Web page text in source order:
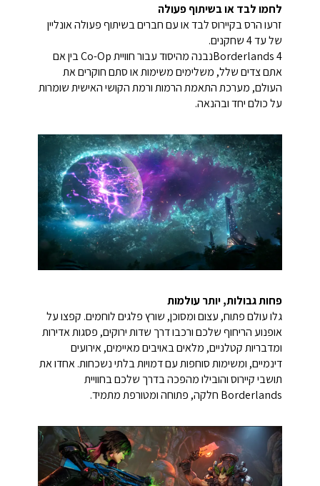
לחמו לבד או בשיתוף פעולה
זרעו הרס בקיירוס לבד או עם חברים בשיתוף פעולה אונליין
של עד 4 שחקנים.
Borderlands 4נבנה מהיסוד עבור חוויית Co-Op בין אם
אתם צדים שלל, משלימים משימות או סתם חוקרים את
העולם, מערכת התאמת הרמות ורמת הקושי האישית שומרות
על כולם יחד ובהנאה.
פחות גבולות, יותר עולמות
גלו עולם פתוח, עצום ומסוכן, שורץ פלגים לוחמים. קפצו על
אופנוע הריחוף שלכם ורכבו דרך שדות ירוקים, פסגות אדירות
ומדבריות קטלניים, מלאים באויבים מאיימים, אירועים
דינמיים, ומשימות סוחפות עם דמויות בלתי נשכחות. אחדו את
תושבי קיירוס והובילו מהפכה בדרך שלכם בחוויית
Borderlands חלקה, פתוחה ומטורפת מתמיד.